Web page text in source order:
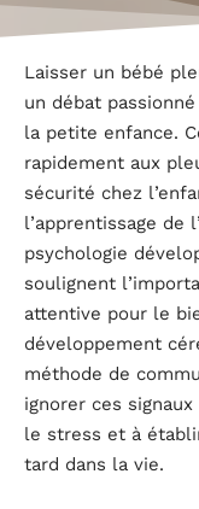
Laisser un bébé
un débat
la petite enfance.
rapidement aux
sécurité chez
l’apprentissage de
psychologie
soulignent
attentive pour le
développement
méthode de
ignorer ces
le stress et à
tard dans la vie.